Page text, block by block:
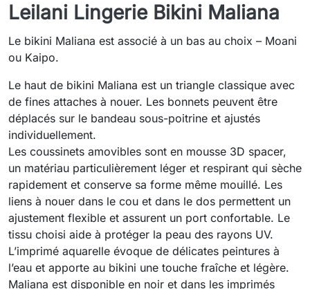
Leilani Lingerie Bikini Maliana
Le bikini Maliana est associé à un bas au choix – Moani
ou Kaipo.
Le haut de bikini Maliana est un triangle classique avec
de fines attaches à nouer. Les bonnets peuvent être
déplacés sur le bandeau sous-poitrine et ajustés
individuellement.
Les coussinets amovibles sont en mousse 3D spacer,
un matériau particulièrement léger et respirant qui sèche
rapidement et conserve sa forme même mouillé. Les
liens à nouer dans le cou et dans le dos permettent un
ajustement flexible et assurent un port confortable. Le
tissu choisi aide à protéger la peau des rayons UV.
L’imprimé aquarelle évoque de délicates peintures à
l’eau et apporte au bikini une touche fraîche et légère.
Maliana est disponible en noir et dans les imprimés